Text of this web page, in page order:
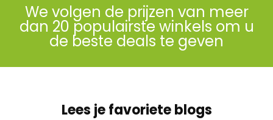
We volgen de prijzen van meer
dan 20 populairste winkels om u
de beste deals te geven
Lees je favoriete blogs